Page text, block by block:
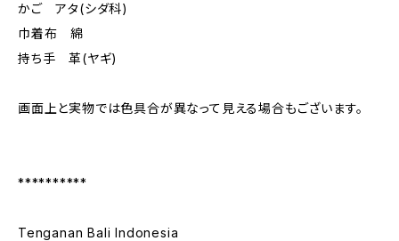
かご アタ(シダ科)
巾着布 綿
持ち手 革(ヤギ)
画面上と実物では色具合が異なって見える場合もございます。
**********
Tenganan Bali Indonesia